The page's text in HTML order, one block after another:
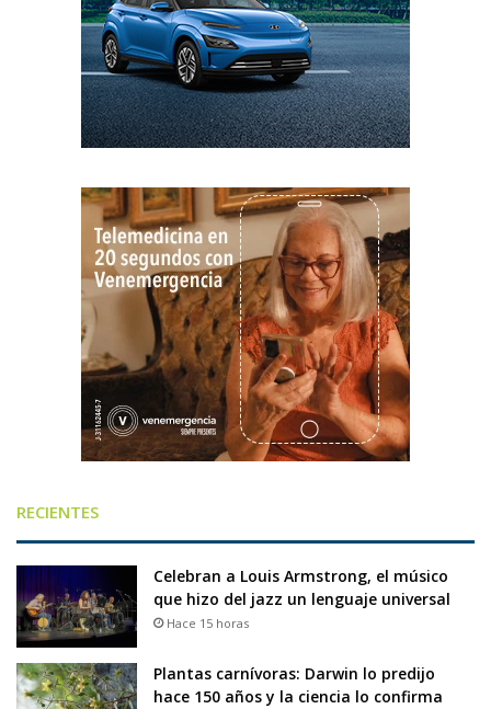
RECIENTES
Celebran a Louis Armstrong, el músico
que hizo del jazz un lenguaje universal
Hace 15 horas
Plantas carnívoras: Darwin lo predijo
hace 150 años y la ciencia lo confirma